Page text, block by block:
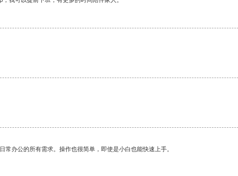
办公的所有需求。操作也很简单，即使是小白也能快速上手。